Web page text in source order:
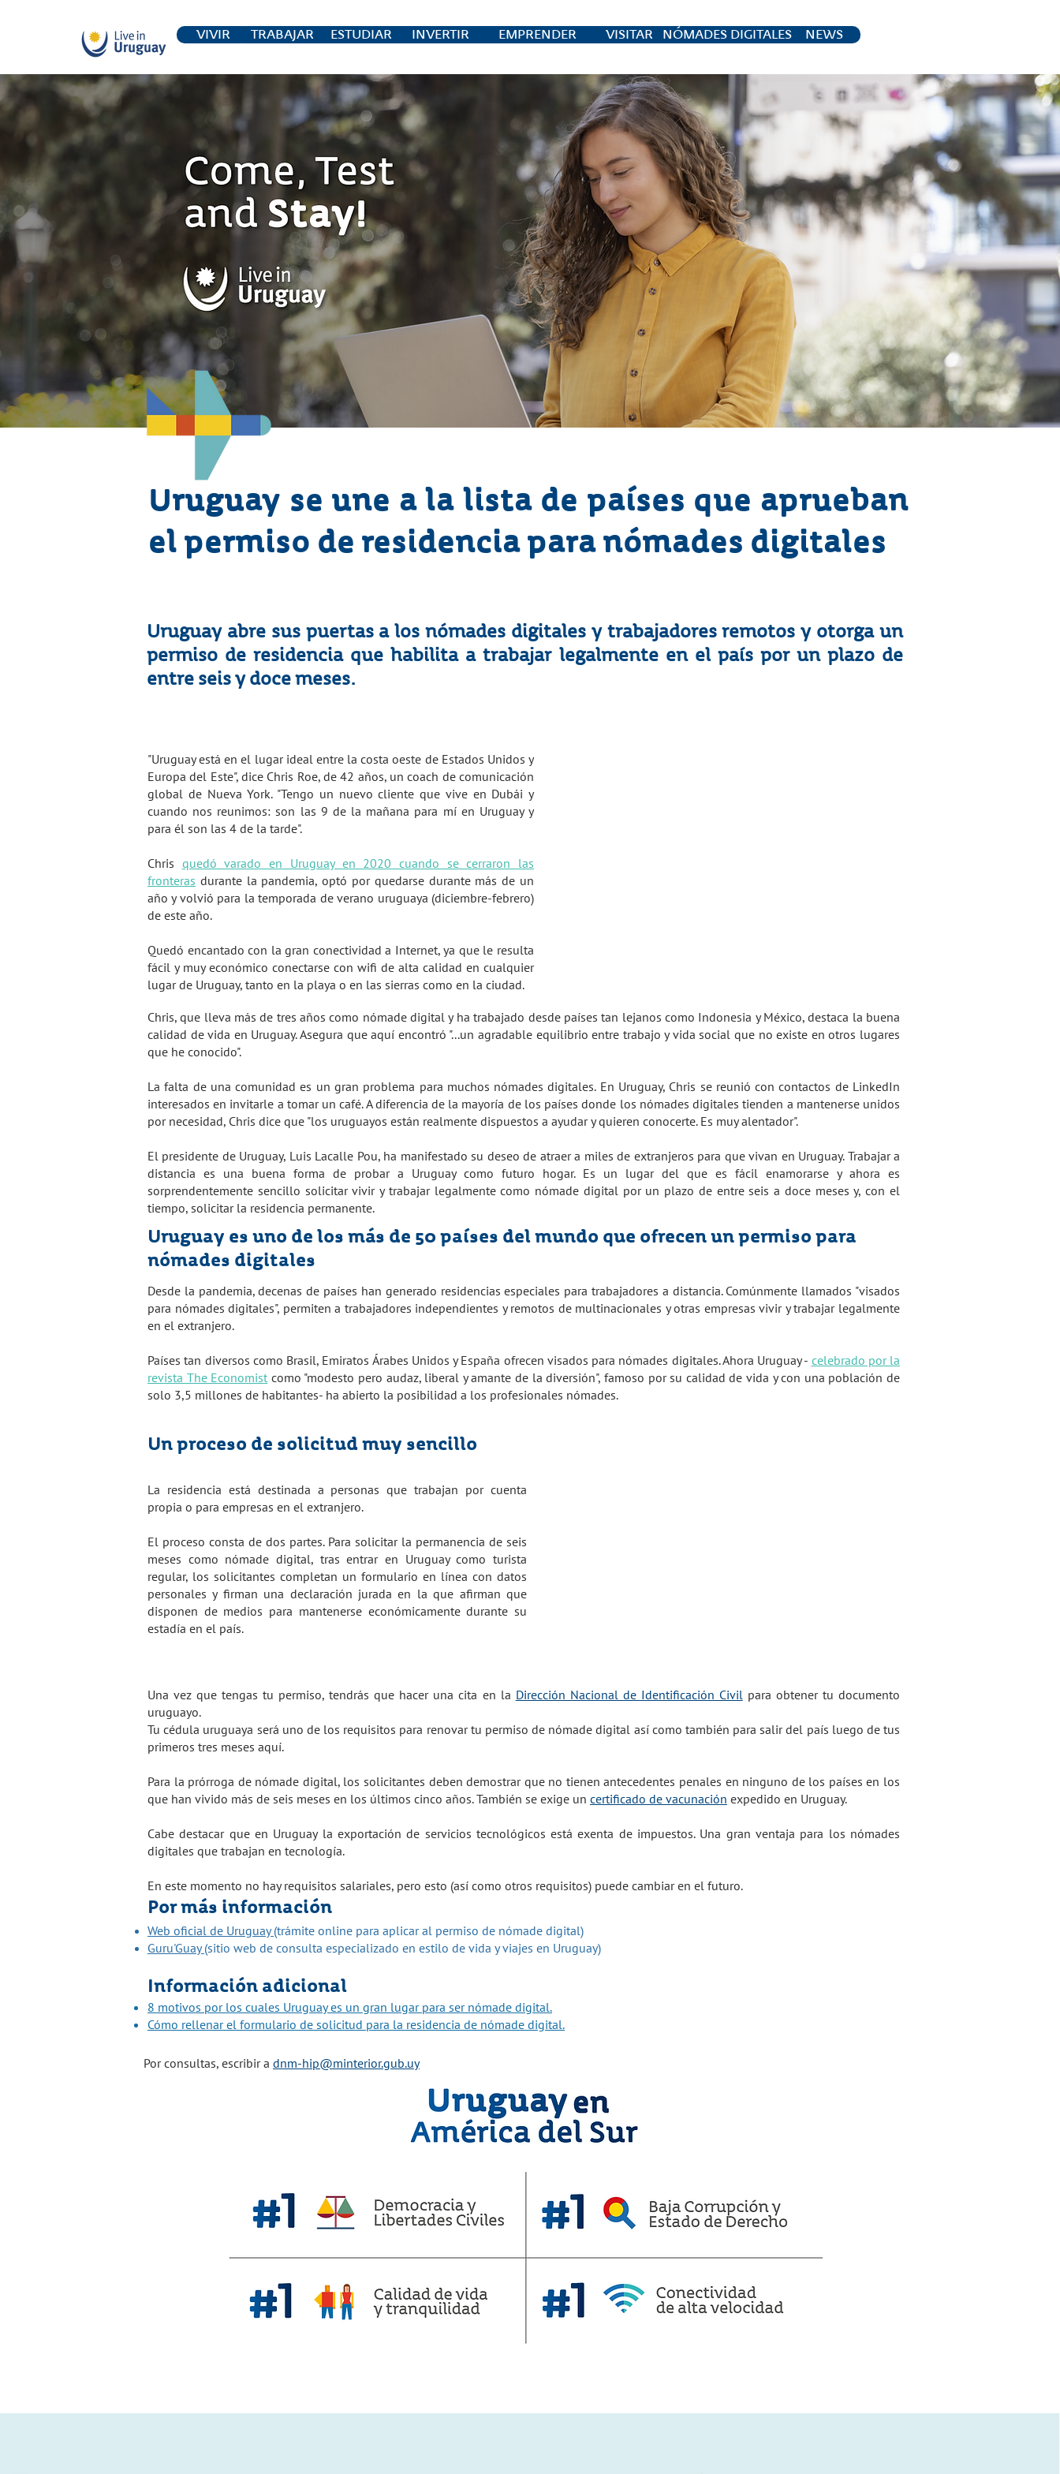
VIVIR TRABAJAR ESTUDIAR INVERTIR EMPRENDER VISITAR NEWS
NÓMADES DIGITALES
Uruguay se une a la lista de países que aprueban
el permiso de residencia para nómades digitales
Uruguay abre sus puertas a los nómades digitales y trabajadores remotos y otorga un
permiso de residencia que habilita a trabajar legalmente en el país por un plazo de
entre seis y doce meses.
"Uruguay está en el lugar ideal entre la costa oeste de Estados Unidos y
Europa del Este", dice Chris Roe, de 42 años, un coach de comunicación
global de Nueva York. "Tengo un nuevo cliente que vive en Dubái y
cuando nos reunimos: son las 9 de la mañana para mí en Uruguay y
para él son las 4 de la tarde".
Chris quedó varado en Uruguay en 2020 cuando se cerraron las
fronteras durante la pandemia, optó por quedarse durante más de un
año y volvió para la temporada de verano uruguaya (diciembre-febrero)
de este año.
Quedó encantado con la gran conectividad a Internet, ya que le resulta
fácil y muy económico conectarse con wifi de alta calidad en cualquier
lugar de Uruguay, tanto en la playa o en las sierras como en la ciudad.
Chris, que lleva más de tres años como nómade digital y ha trabajado desde países tan lejanos como Indonesia y México, destaca la buena
calidad de vida en Uruguay. Asegura que aquí encontró "...un agradable equilibrio entre trabajo y vida social que no existe en otros lugares
que he conocido".
La falta de una comunidad es un gran problema para muchos nómades digitales. En Uruguay, Chris se reunió con contactos de LinkedIn
interesados en invitarle a tomar un café. A diferencia de la mayoría de los países donde los nómades digitales tienden a mantenerse unidos
por necesidad, Chris dice que "los uruguayos están realmente dispuestos a ayudar y quieren conocerte. Es muy alentador".
El presidente de Uruguay, Luis Lacalle Pou, ha manifestado su deseo de atraer a miles de extranjeros para que vivan en Uruguay. Trabajar a
distancia es una buena forma de probar a Uruguay como futuro hogar. Es un lugar del que es fácil enamorarse y ahora es
sorprendentemente sencillo solicitar vivir y trabajar legalmente como nómade digital por un plazo de entre seis a doce meses y, con el
tiempo, solicitar la residencia permanente.
Uruguay es uno de los más de 50 países del mundo que ofrecen un permiso para
nómades digitales
Desde la pandemia, decenas de países han generado residencias especiales para trabajadores a distancia. Comúnmente llamados "visados
para nómades digitales", permiten a trabajadores independientes y remotos de multinacionales y otras empresas vivir y trabajar legalmente
en el extranjero.
Países tan diversos como Brasil, Emiratos Árabes Unidos y España ofrecen visados para nómades digitales. Ahora Uruguay - celebrado por la
revista The Economist como "modesto pero audaz, liberal y amante de la diversión", famoso por su calidad de vida y con una población de
solo 3,5 millones de habitantes- ha abierto la posibilidad a los profesionales nómades.
Un proceso de solicitud muy sencillo
La residencia está destinada a personas que trabajan por cuenta
propia o para empresas en el extranjero.
El proceso consta de dos partes. Para solicitar la permanencia de seis
meses como nómade digital, tras entrar en Uruguay como turista
regular, los solicitantes completan un formulario en línea con datos
personales y firman una declaración jurada en la que afirman que
disponen de medios para mantenerse económicamente durante su
estadía en el país.
Una vez que tengas tu permiso, tendrás que hacer una cita en la Dirección Nacional de Identificación Civilpara obtener tu documento
uruguayo.
Tu cédula uruguaya será uno de los requisitos para renovar tu permiso de nómade digital así como también para salir del país luego de tus
primeros tres meses aquí.
Para la prórroga de nómade digital, los solicitantes deben demostrar que no tienen antecedentes penales en ninguno de los países en los
que han vivido más de seis meses en los últimos cinco años. También se exige un certificado de vacunación expedido en Uruguay.
Cabe destacar que en Uruguay la exportación de servicios tecnológicos está exenta de impuestos. Una gran ventaja para los nómades
digitales que trabajan en tecnología.
En este momento no hay requisitos salariales, pero esto (así como otros requisitos) puede cambiar en el futuro.
Por más información
Web oficial de Uruguay(trámite online para aplicar al permiso de nómade digital)
Guru'Guay(sitio web de consulta especializado en estilo de vida y viajes en Uruguay)
Información adicional
8 motivos por los cuales Uruguay es un gran lugar para ser nómade digital.
Cómo rellenar el formulario de solicitud para la residencia de nómade digital.
Por consultas, escribir a dnm-hip@minterior.gub.uy